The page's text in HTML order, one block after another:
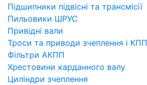
Підшипники підвісні та трансмісії
Пильовики ШРУС
Привідні вали
Троси та приводи зчеплення і КПП
Фільтри АКПП
Хрестовини карданного валу
Циліндри зчеплення